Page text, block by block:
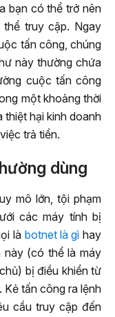
bạn có thể trở nên
truy cập. Ngay
tấn công, chúng
này thường chứa
cuộc tấn công
một khoảng thời
thiệt hại kinh doanh
trả tiền.
dùng
mô lớn, tội phạm
các máy tính bị
là botnet là gìhay
này (có thể là máy
bị điều khiển từ
Kẻ tấn công ra lệnh
cầu truy cập đến